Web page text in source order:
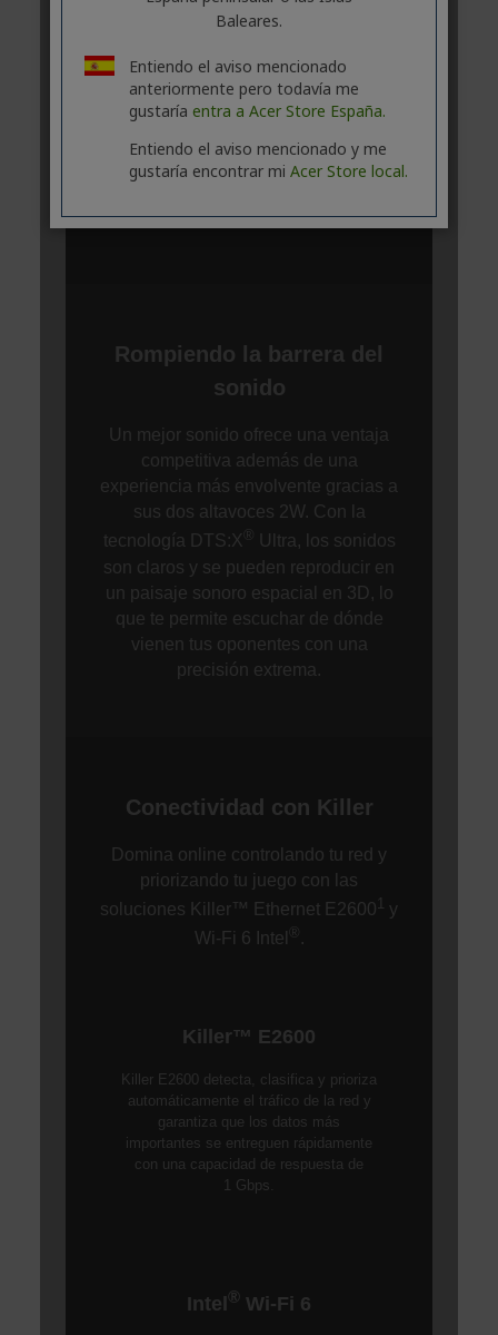
Baleares.
Entiendo el aviso mencionado
anteriormente pero todavía me
gustaría entra a Acer Store España.
Entiendo el aviso mencionado y me
gustaría encontrar mi Acer Store local.